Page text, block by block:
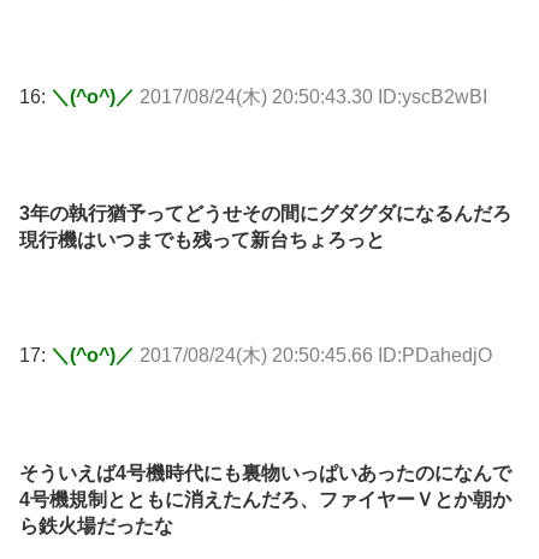
16: ＼(^o^)／ 2017/08/24(木) 20:50:43.30 ID:yscB2wBI
3年の執行猶予ってどうせその間にグダグダになるんだろ
現行機はいつまでも残って新台ちょろっと
17: ＼(^o^)／ 2017/08/24(木) 20:50:45.66 ID:PDahedjO
そういえば4号機時代にも裏物いっぱいあったのになんで
4号機規制とともに消えたんだろ、ファイヤーＶとか朝か
ら鉄火場だったな